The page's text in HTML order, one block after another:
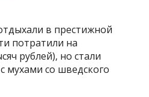
в престижной
потратили на
рублей), но стали
мухами со шведского